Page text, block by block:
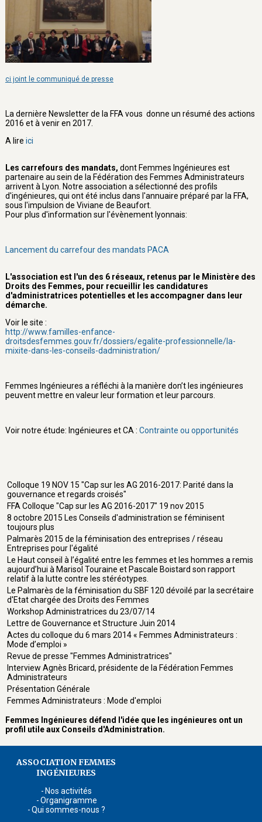
ci joint le communiqué de presse
La dernière Newsletter de la FFA vous donne un résumé des actions
2016 et à venir en 2017.
A lire ici
Les carrefours des mandats, dont Femmes Ingénieures est
partenaire au sein de la Fédération des Femmes Administrateurs
arrivent à Lyon. Notre association a sélectionné des profils
d'ingénieures, qui ont été inclus dans l'annuaire préparé par la FFA,
sous l'impulsion de Viviane de Beaufort.
Pour plus d'information sur l'évènement lyonnais:
Lancement du carrefour des mandats PACA
L'association est l'un des 6 réseaux, retenus par le Ministère des
Droits des Femmes, pour recueillir les candidatures
d'administratrices potentielles et les accompagner dans leur
démarche.
Voir le site :
http://www.familles-enfance-
droitsdesfemmes.gouv.fr/dossiers/egalite-professionnelle/la-
mixite-dans-les-conseils-dadministration/
Femmes Ingénieures a réfléchi à la manière don’t les ingénieures
peuvent mettre en valeur leur formation et leur parcours.
Voir notre étude: Ingénieures et CA : Contrainte ou opportunités
Colloque 19 NOV 15 "Cap sur les AG 2016-2017: Parité dans la
gouvernance et regards croisés"
FFA Colloque "Cap sur les AG 2016-2017" 19 nov 2015
8 octobre 2015 Les Conseils d'administration se féminisent
toujours plus
Palmarès 2015 de la féminisation des entreprises / réseau
Entreprises pour l'égalité
Le Haut conseil à l’égalité entre les femmes et les hommes a remis
aujourd’hui à Marisol Touraine et Pascale Boistard son rapport
relatif à la lutte contre les stéréotypes.
Le Palmarès de la féminisation du SBF 120 dévoilé par la secrétaire
d'Etat chargée des Droits des Femmes
Workshop Administratrices du 23/07/14
Lettre de Gouvernance et Structure Juin 2014
Actes du colloque du 6 mars 2014 « Femmes Administrateurs :
Mode d’emploi »
Revue de presse "Femmes Administratrices"
Interview Agnès Bricard, présidente de la Fédération Femmes
Administrateurs
Présentation Générale
Femmes Administrateurs : Mode d'emploi
Femmes Ingénieures défend l'idée que les ingénieures ont un
profil utile aux Conseils d'Administration.
ASSOCIATION FEMMES
INGÉNIEURES
Nos activités
Organigramme
Qui sommes-nous ?